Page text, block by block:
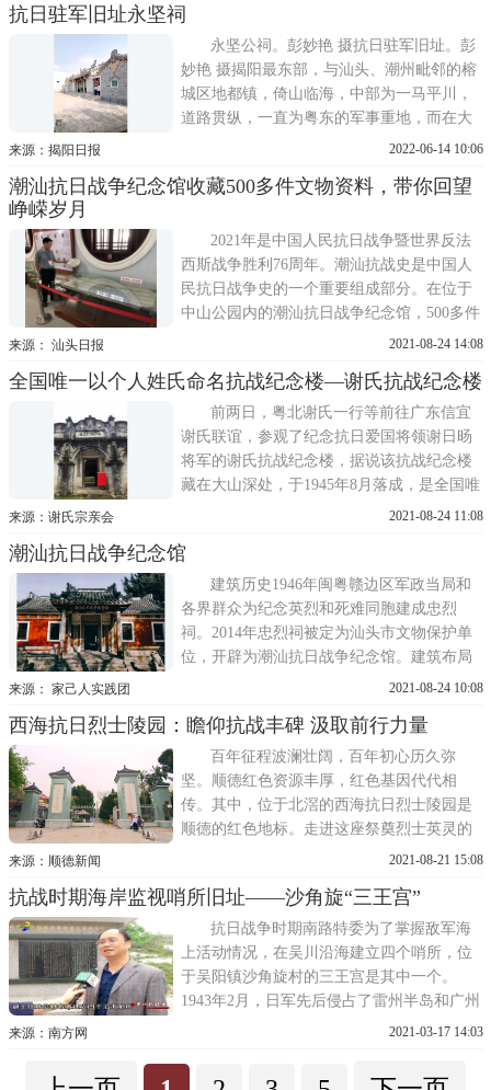
社供图)大岭山抗日根据地旧址航拍图。(来
源：东莞日报社供图)大岭山抗日根据地是东
江纵队发祥地和重要活
抗日驻军旧址永坚祠
永坚公祠。彭妙艳 摄抗日驻军旧址。彭
妙艳 摄揭阳最东部，与汕头、潮州毗邻的榕
城区地都镇，倚山临海，中部为一马平川，
道路贯纵，一直为粤东的军事重地，而在大
革命时期和抗日战争时期，则是重要革命老
山分为内(东)外(西)两条分叉，地都所辖的一
外桑浦，有简易公
来源：揭阳日报 2022-06-14 10:06
潮汕抗日战争纪念馆收藏500多件文物资料，带你回望
峥嵘岁月
2021年是中国人民抗日战争暨世界反法
西斯战争胜利76周年。潮汕抗战史是中国人
民抗日战争史的一个重要组成部分。在位于
中山公园内的潮汕抗日战争纪念馆，500多件
珍贵文物和图文资料记录并见证着在那个战
事。1946年，闽粤赣边区军政当局和各界群
众为纪念边区抗日英烈在中山公园建成忠烈
祠。2013年，在市政协
来源： 汕头日报 2021-08-24 14:08
全国唯一以个人姓氏命名抗战纪念楼—谢氏抗战纪念楼
前两日，粤北谢氏一行等前往广东信宜
谢氏联谊，参观了纪念抗日爱国将领谢日旸
将军的谢氏抗战纪念楼，据说该抗战纪念楼
藏在大山深处，于1945年8月落成，是全国唯
一以个人姓氏命名的抗战纪念楼，从落成至
完整清晰，是一座非常难得的历史文物，谢
氏抗战纪念楼着几个大字都是由当年当年监
察院院长、著名书法家于右
来源：谢氏宗亲会 2021-08-24 11:08
潮汕抗日战争纪念馆
建筑历史1946年闽粤赣边区军政当局和
各界群众为纪念英烈和死难同胞建成忠烈
祠。2014年忠烈祠被定为汕头市文物保护单
位，开辟为潮汕抗日战争纪念馆。建筑布局
纪念馆整体占地面积766平方米，糅合了潮汕
风格。两侧门柱有民国四大书法家之一的吴
稚晖所题垂名炳海表，柱国障天南楹联，单
从建筑
来源： 家己人实践团 2021-08-24 10:08
西海抗日烈士陵园：瞻仰抗战丰碑 汲取前行力量
百年征程波澜壮阔，百年初心历久弥
坚。顺德红色资源丰厚，红色基因代代相
传。其中，位于北滘的西海抗日烈士陵园是
顺德的红色地标。走进这座祭奠烈士英灵的
陵园，了解西海大捷的英雄故事，从百年党
梁卓华介绍，西海大捷是珠江三角洲著名的
以少胜多的战斗，发生在1941年10月17日。
驻广东省番禺、顺德两县的伪
来源：顺德新闻 2021-08-21 15:08
抗战时期海岸监视哨所旧址——沙角旋“三王宫”
抗日战争时期南路特委为了掌握敌军海
上活动情况，在吴川沿海建立四个哨所，位
于吴阳镇沙角旋村的三王宫是其中一个。
1943年2月，日军先后侵占了雷州半岛和广州
湾，雷州半岛沦陷后，吴川成为了抗日前
日，日寇侵占雷州半岛，雷州半岛沦陷后，
来源：南方网 2021-03-17 14:03